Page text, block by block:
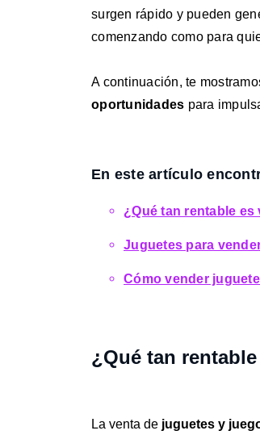
surgen rápido y pueden
comenzando como para
A continuación, te
oportunidades para
En este artículo
¿Qué tan rentable
Juguetes para
Cómo vender
¿Qué tan
La venta de juguetes y